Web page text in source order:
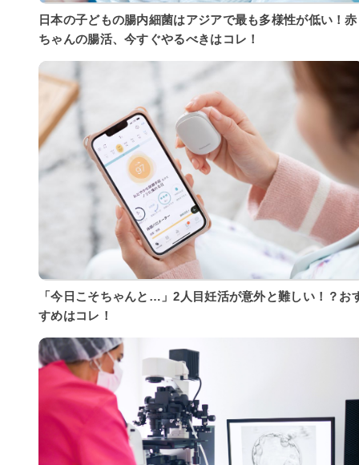
日本の子どもの腸内細菌はアジアで最も多様性が低い！赤
ちゃんの腸活、今すぐやるべきはコレ！
「今日こそちゃんと…」2人目妊活が意外と難しい！？お
すめはコレ！